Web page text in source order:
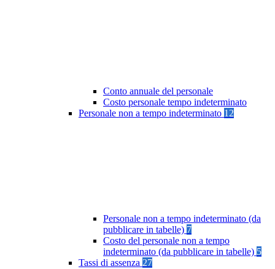
Conto annuale del personale
Costo personale tempo indeterminato
Personale non a tempo indeterminato 12
Personale non a tempo indeterminato (da
pubblicare in tabelle) 7
Costo del personale non a tempo
indeterminato (da pubblicare in tabelle) 5
Tassi di assenza 27